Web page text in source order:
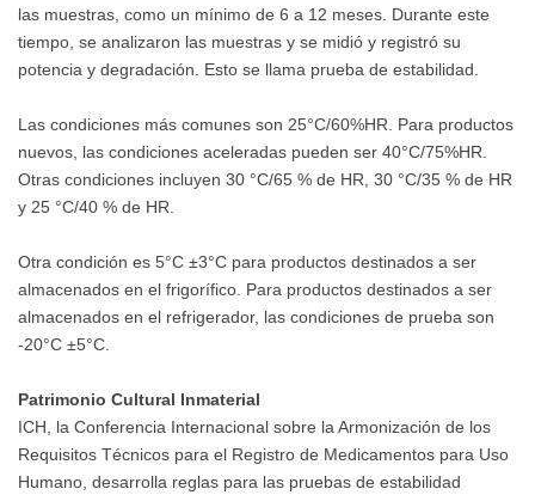
las muestras, como un mínimo de 6 a 12 meses. Durante este
tiempo, se analizaron las muestras y se midió y registró su
potencia y degradación. Esto se llama prueba de estabilidad.
Las condiciones más comunes son 25°C/60%HR. Para productos
nuevos, las condiciones aceleradas pueden ser 40°C/75%HR.
Otras condiciones incluyen 30 °C/65 % de HR, 30 °C/35 % de HR
y 25 °C/40 % de HR.
Otra condición es 5°C ±3°C para productos destinados a ser
almacenados en el frigorífico. Para productos destinados a ser
almacenados en el refrigerador, las condiciones de prueba son
-20°C ±5°C.
Patrimonio Cultural Inmaterial
ICH, la Conferencia Internacional sobre la Armonización de los
Requisitos Técnicos para el Registro de Medicamentos para Uso
Humano, desarrolla reglas para las pruebas de estabilidad